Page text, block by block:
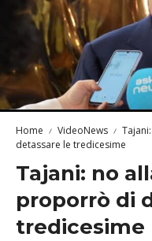
Home VideoNews
detassare le tredicesime
Tajani: no
proporrò di
tredicesime